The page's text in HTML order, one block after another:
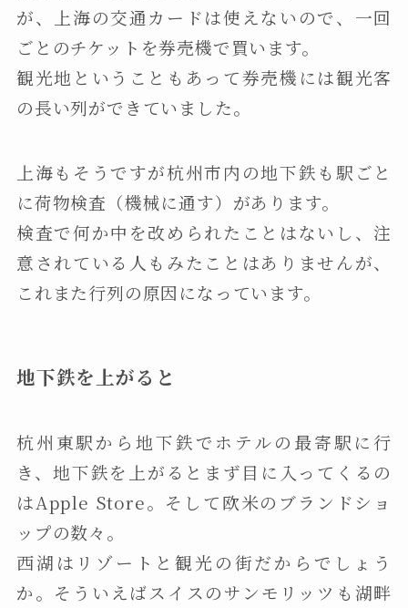
が、上海の交通カードは使えないので、一回
ごとのチケットを券売機で買います。
観光地ということもあって券売機には観光客
の長い列ができていました。
上海もそうですが杭州市内の地下鉄も駅ごと
に荷物検査（機械に通す）があります。
検査で何か中を改められたことはないし、注
意されている人もみたことはありませんが、
これまた行列の原因になっています。
地下鉄を上がると
杭州東駅から地下鉄でホテルの最寄駅に行
き、地下鉄を上がるとまず目に入ってくるの
はApple Store。そして欧米のブランドショ
ップの数々。
西湖はリゾートと観光の街だからでしょう
か。そういえばスイスのサンモリッツも湖畔